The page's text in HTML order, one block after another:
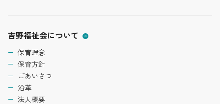
吉野福祉会について
保育理念
保育方針
ごあいさつ
沿革
法人概要